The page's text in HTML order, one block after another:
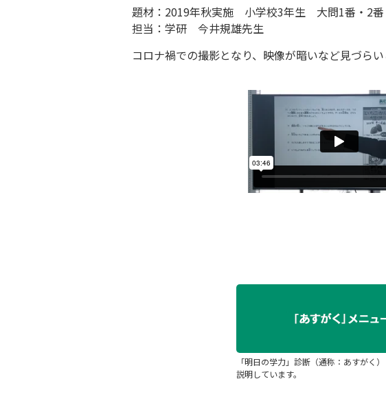
題材：2019年秋実施 小学校3年生 大問1番・2番
担当：学研 今井規雄先生
コロナ禍での撮影となり、映像が暗いなど見づら
「明日の学力」診断（通称：あすがく
説明しています。